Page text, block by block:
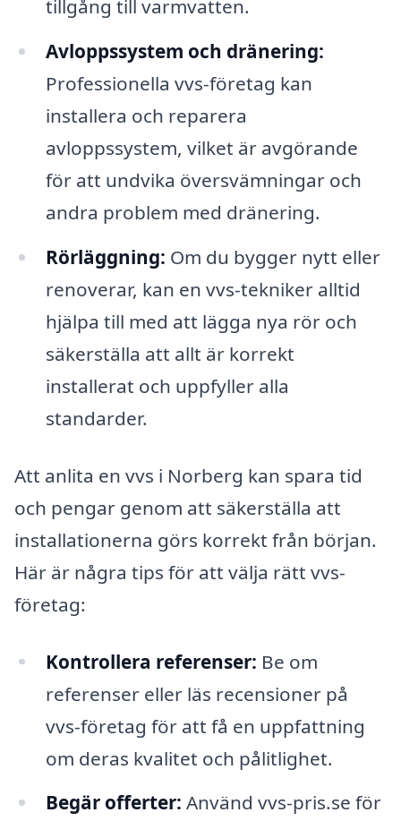
tillgång till varmvatten.
Avloppssystem och dränering:
Professionella vvs-företag kan
installera och reparera
avloppssystem, vilket är avgörande
för att undvika översvämningar och
andra problem med dränering.
Rörläggning: Om du bygger nytt eller
renoverar, kan en vvs-tekniker alltid
hjälpa till med att lägga nya rör och
säkerställa att allt är korrekt
installerat och uppfyller alla
standarder.
Att anlita en vvs i Norberg kan spara tid
och pengar genom att säkerställa att
installationerna görs korrekt från början.
Här är några tips för att välja rätt vvs-
företag:
Kontrollera referenser: Be om
referenser eller läs recensioner på
vvs-företag för att få en uppfattning
om deras kvalitet och pålitlighet.
Begär offerter: Använd vvs-pris.se för